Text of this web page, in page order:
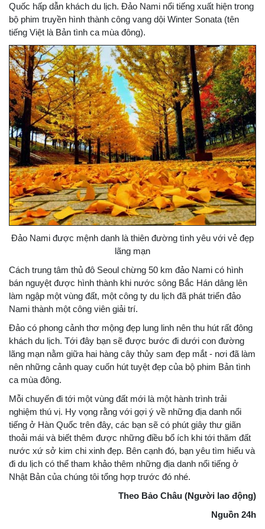
Quốc hấp dẫn khách du lịch. Đảo Nami nổi tiếng xuất hiện trong
bộ phim truyền hình thành công vang dội Winter Sonata (tên
tiếng Việt là Bản tình ca mùa đông).
Đảo Nami được mệnh danh là thiên đường tình yêu với vẻ đẹp
lãng mạn
Cách trung tâm thủ đô Seoul chừng 50 km đảo Nami có hình
bán nguyệt được hình thành khi nước sông Bắc Hán dâng lên
làm ngập một vùng đất, một công ty du lịch đã phát triển đảo
Nami thành một công viên giải trí.
Đảo có phong cảnh thơ mộng đẹp lung linh nên thu hút rất đông
khách du lịch. Tới đây bạn sẽ được bước đi dưới con đường
lãng mạn nằm giữa hai hàng cây thủy sam đẹp mắt - nơi đã làm
nên những cảnh quay cuốn hút tuyệt đẹp của bộ phim Bản tình
ca mùa đông.
Mỗi chuyến đi tới một vùng đất mới là một hành trình trải
nghiệm thú vị. Hy vọng rằng với gợi ý về những địa danh nổi
tiếng ở Hàn Quốc trên đây, các bạn sẽ có phút giây thư giãn
thoải mái và biết thêm được những điều bổ ích khi tới thăm đất
nước xứ sở kim chi xinh đẹp. Bên cạnh đó, bạn yêu tìm hiểu và
đi du lịch có thể tham khảo thêm những địa danh nổi tiếng ở
Nhật Bản của chúng tôi tổng hợp trước đó nhé.
Theo Bảo Châu (Người lao động)
Nguồn 24h